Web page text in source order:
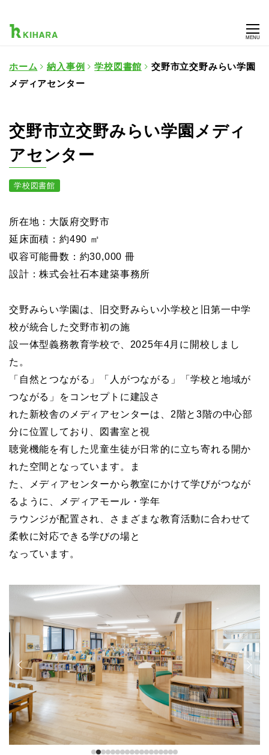
MENU
ホーム 納入事例 学校図書館
交野市立交野みらい学園
メディアセンター
交野市立交野みらい学園メディ
アセンター
学校図書館
所在地：大阪府交野市
延床面積：約490 ㎡
収容可能冊数：約30,000 冊
設計：株式会社石本建築事務所
交野みらい学園は、旧交野みらい小学校と旧第一中学
校が統合した交野市初の施
設一体型義務教育学校で、2025年4月に開校しまし
た。
「自然とつながる」「人がつながる」「学校と地域が
つながる」をコンセプトに建設さ
れた新校舎のメディアセンターは、2階と3階の中心部
分に位置しており、図書室と視
聴覚機能を有した児童生徒が日常的に立ち寄れる開か
れた空間となっています。ま
た、メディアセンターから教室にかけて学びがつなが
るように、メディアモール・学年
ラウンジが配置され、さまざまな教育活動に合わせて
柔軟に対応できる学びの場と
なっています。